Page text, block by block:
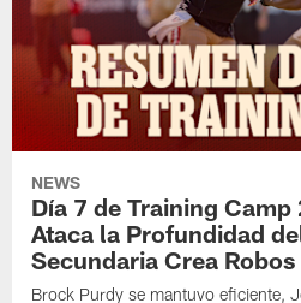
NEWS
Día 7 de Training
Ataca la Profundidad
Secundaria Crea
Brock Purdy se mantuvo eficiente,